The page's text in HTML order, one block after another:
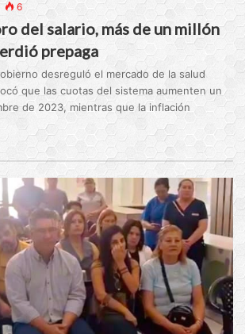
6
del salario, más de un millón
prepaga
desreguló el mercado de la salud
que las cuotas del sistema aumenten un
de 2023, mientras que la inflación